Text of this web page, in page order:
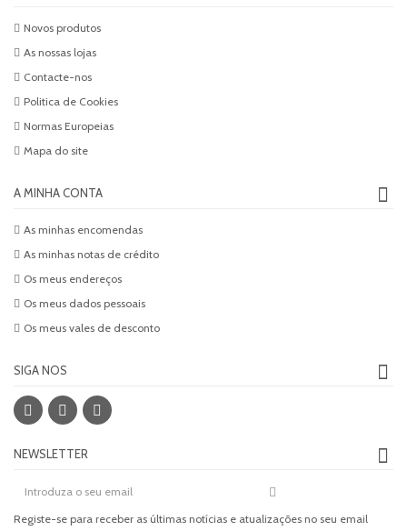
Novos produtos
As nossas lojas
Contacte-nos
Politica de Cookies
Normas Europeias
Mapa do site
A MINHA CONTA
As minhas encomendas
As minhas notas de crédito
Os meus endereços
Os meus dados pessoais
Os meus vales de desconto
SIGA NOS
NEWSLETTER
Registe-se para receber as últimas notícias e atualizações no seu email